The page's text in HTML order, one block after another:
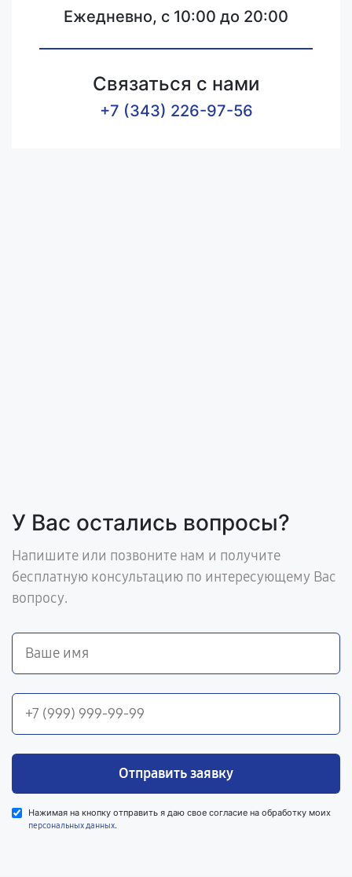
Ежедневно, с 10:00 до 20:00
Связаться с нами
+7 (343) 226-97-56
У Вас остались вопросы?
Напишите или позвоните нам и получите
бесплатную консультацию по интересующему Вас
вопросу.
Отправить заявку
Нажимая на кнопку отправить я даю свое согласие на обработку моих
персональных данных.